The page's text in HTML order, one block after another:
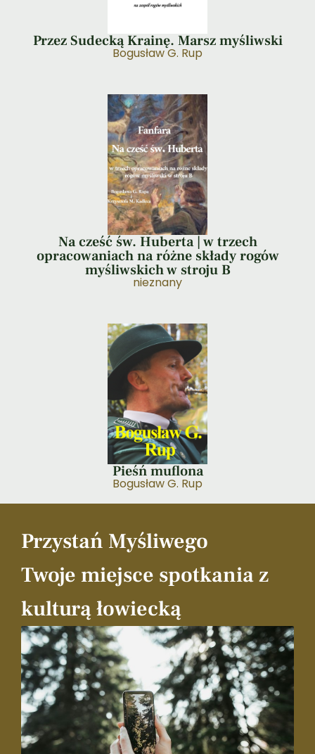
Przez Sudecką Krainę. Marsz myśliwski
Bogusław G. Rup
Na cześć św. Huberta | w trzech
opracowaniach na różne składy rogów
myśliwskich w stroju B
nieznany
Pieśń muflona
Bogusław G. Rup
Przystań Myśliwego
Twoje miejsce spotkania z
kulturą łowiecką